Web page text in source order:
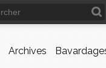
Archives